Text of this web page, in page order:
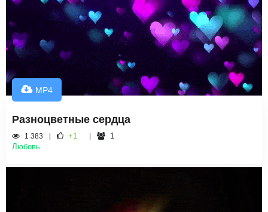
MP4
Разноцветные сердца
1 383 +1
1
Любовь